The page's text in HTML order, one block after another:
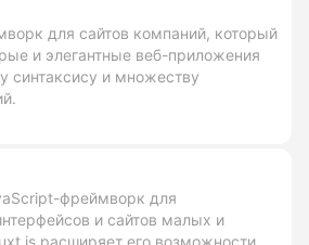
для сайтов компаний, который
и элегантные веб-приложения
синтаксису и множеству
фреймворк для
и сайтов малых и
расширяет его возможности